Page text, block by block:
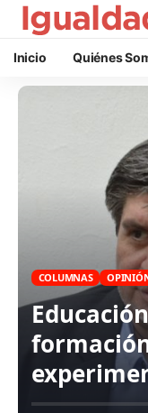
Inicio Quiénes
COLUMNAS